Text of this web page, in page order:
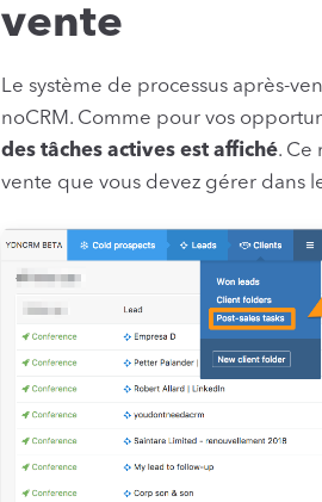
vente
Le système de processus après-
noCRM. Comme pour vos
des tâches actives est affiché. Ce
vente que vous devez gérer dans